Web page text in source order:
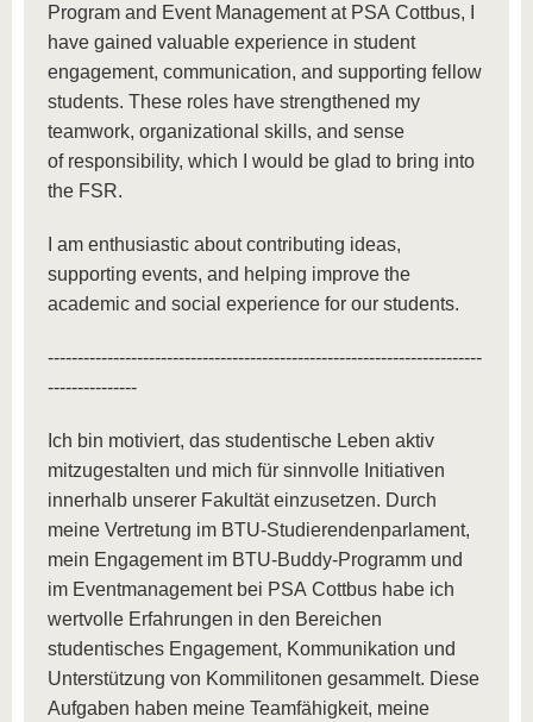
Program and Event Management at PSA Cottbus, I
have gained valuable experience in student
engagement, communication, and supporting fellow
students. These roles have strengthened my
teamwork, organizational skills, and sense
of responsibility, which I would be glad to bring into
the FSR.
I am enthusiastic about contributing ideas,
supporting events, and helping improve the
academic and social experience for our students.
-------------------------------------------------------------------------
---------------
Ich bin motiviert, das studentische Leben aktiv
mitzugestalten und mich für sinnvolle Initiativen
innerhalb unserer Fakultät einzusetzen. Durch
meine Vertretung im BTU-Studierendenparlament,
mein Engagement im BTU-Buddy-Programm und
im Eventmanagement bei PSA Cottbus habe ich
wertvolle Erfahrungen in den Bereichen
studentisches Engagement, Kommunikation und
Unterstützung von Kommilitonen gesammelt. Diese
Aufgaben haben meine Teamfähigkeit, meine